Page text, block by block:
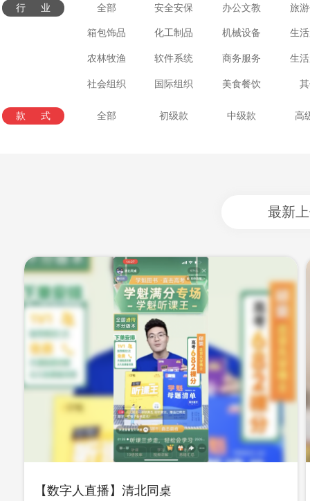
行业 全部 安全安保 办公文教 旅
箱包饰品 化工制品 机械设备 生
农林牧渔 软件系统 商务服务 生
社会组织 国际组织 美食餐饮
款式 全部 初级款 中级款 高
最新
【数字人直播】清北同桌